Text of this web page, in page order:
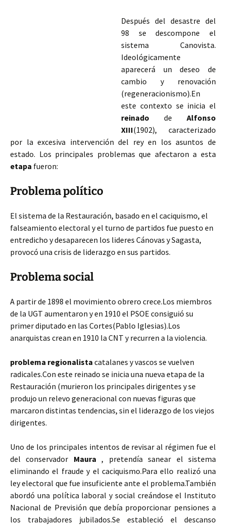
Después del desastre del
98 se descompone el
sistema Canovista.
Ideológicamente
aparecerá un deseo de
cambio y renovación
(regeneracionismo).En
este contexto se inicia el
reinado de Alfonso
XIII(1902), caracterizado
por la excesiva intervención del rey en los asuntos de
estado. Los principales problemas que afectaron a esta
etapa fueron:
Problema político
El sistema de la Restauración, basado en el caciquismo, el
falseamiento electoral y el turno de partidos fue puesto en
entredicho y desaparecen los lideres Cánovas y Sagasta,
provocó una crisis de liderazgo en sus partidos.
Problema social
A partir de 1898 el movimiento obrero crece.Los miembros
de la UGT aumentaron y en 1910 el PSOE consiguió su
primer diputado en las Cortes(Pablo Iglesias).Los
anarquistas crean en 1910 la CNT y recurren a la violencia.
problema regionalista catalanes y vascos se vuelven
radicales.Con este reinado se inicia una nueva etapa de la
Restauración (murieron los principales dirigentes y se
produjo un relevo generacional con nuevas figuras que
marcaron distintas tendencias, sin el liderazgo de los viejos
dirigentes.
Uno de los principales intentos de revisar al régimen fue el
del conservador Maura , pretendía sanear el sistema
eliminando el fraude y el caciquismo.Para ello realizó una
ley electoral que fue insuficiente ante el problema.También
abordó una política laboral y social creándose el Instituto
Nacional de Previsión que debía proporcionar pensiones a
los trabajadores jubilados.Se estableció el descanso